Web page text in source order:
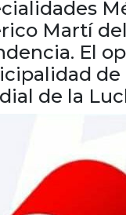
Martí del
El
de
de la